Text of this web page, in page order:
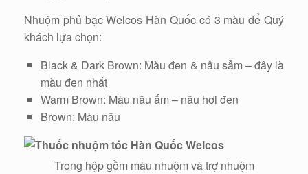
Nhuộm phủ bạc Welcos Hàn Quốc có 3 màu để Quý
khách lựa chọn:
Black & Dark Brown: Màu đen & nâu sẫm – đây là
màu đen nhất
Warm Brown: Màu nâu ấm – nâu hơi đen
Brown: Màu nâu
Trong hộp gồm màu nhuộm và trợ nhuộm